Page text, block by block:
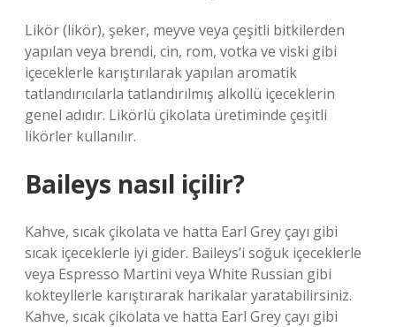
Likör (likör), şeker, meyve veya çeşitli bitkilerden
yapılan veya brendi, cin, rom, votka ve viski gibi
içeceklerle karıştırılarak yapılan aromatik
tatlandırıcılarla tatlandırılmış alkollü içeceklerin
genel adıdır. Likörlü çikolata üretiminde çeşitli
likörler kullanılır.
Baileys nasıl içilir?
Kahve, sıcak çikolata ve hatta Earl Grey çayı gibi
sıcak içeceklerle iyi gider. Baileys’i soğuk içeceklerle
veya Espresso Martini veya White Russian gibi
kokteyllerle karıştırarak harikalar yaratabilirsiniz.
Kahve, sıcak çikolata ve hatta Earl Grey çayı gibi